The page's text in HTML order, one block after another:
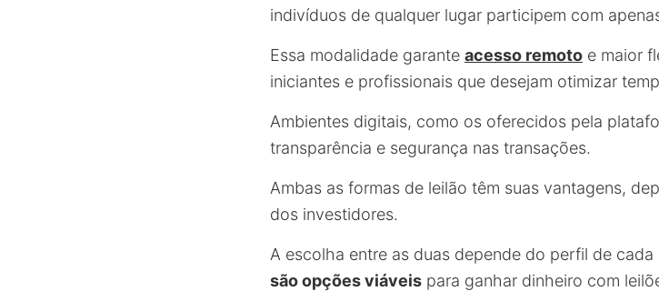
indivíduos de qualquer lugar participem com
Essa modalidade garante acesso remoto e maior
iniciantes e profissionais que desejam otimizar
Ambientes digitais, como os oferecidos pela
transparência e segurança nas transações.
Ambas as formas de leilão têm suas vantagens,
dos investidores.
A escolha entre as duas depende do perfil de cada
são opções viáveis para ganhar dinheiro com